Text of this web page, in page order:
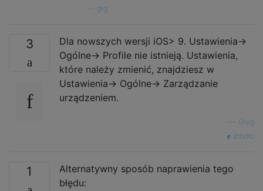
grg
3
Dla nowszych wersji iOS> 9. Ustawienia->
Ogólne-> Profile nie istnieją. Ustawienia,
które należy zmienić, znajdziesz w
Ustawienia-> Ogólne-> Zarządzanie
urządzeniem.
Greg
źródło
1
Alternatywny sposób naprawienia tego
błędu: